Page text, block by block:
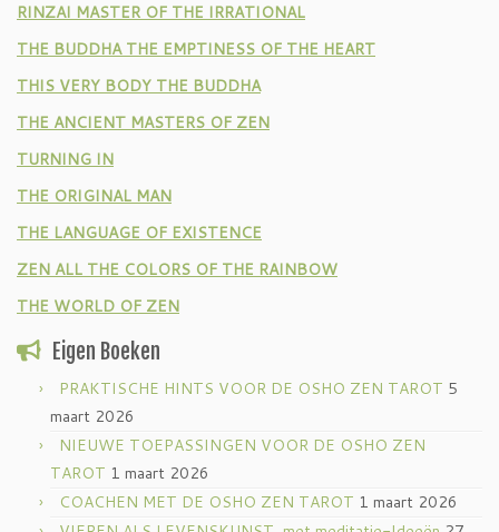
RINZAI MASTER OF THE IRRATIONAL
THE BUDDHA THE EMPTINESS OF THE HEART
THIS VERY BODY THE BUDDHA
THE ANCIENT MASTERS OF ZEN
TURNING IN
THE ORIGINAL MAN
THE LANGUAGE OF EXISTENCE
ZEN ALL THE COLORS OF THE RAINBOW
THE WORLD OF ZEN
Eigen Boeken
PRAKTISCHE HINTS VOOR DE OSHO ZEN TAROT 5
maart 2026
NIEUWE TOEPASSINGEN VOOR DE OSHO ZEN
TAROT 1 maart 2026
COACHEN MET DE OSHO ZEN TAROT 1 maart 2026